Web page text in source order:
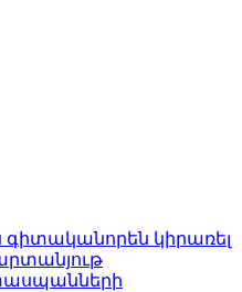
գիտականորեն կիրառել